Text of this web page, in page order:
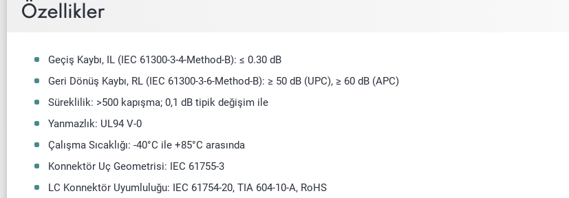
Özellikler
Geçiş Kaybı, IL (IEC 61300-3-4-Method-B): ≤ 0.30 dB
Geri Dönüş Kaybı, RL (IEC 61300-3-6-Method-B): ≥ 50 dB (UPC), ≥ 60 dB (APC)
Süreklilik: >500 kapışma; 0,1 dB tipik değişim ile
Yanmazlık: UL94 V-0
Çalışma Sıcaklığı: -40°C ile +85°C arasında
Konnektör Uç Geometrisi: IEC 61755-3
LC Konnektör Uyumluluğu: IEC 61754-20, TIA 604-10-A, RoHS